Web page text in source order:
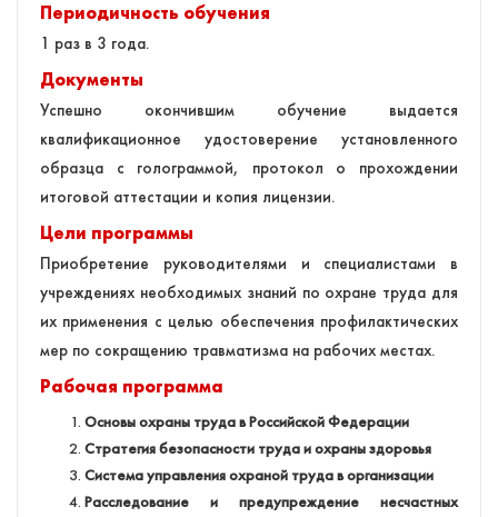
Периодичность обучения
1 раз в 3 года.
Документы
Успешно окончившим обучение выдается
квалификационное удостоверение установленного
образца с голограммой, протокол о прохождении
итоговой аттестации и копия лицензии.
Цели программы
Приобретение руководителями и специалистами в
учреждениях необходимых знаний по охране труда для
их применения с целью обеспечения профилактических
мер по сокращению травматизма на рабочих местах.
Рабочая программа
Основы охраны труда в Российской Федерации
Стратегия безопасности труда и охраны здоровья
Система управления охраной труда в организации
Расследование и предупреждение несчастных